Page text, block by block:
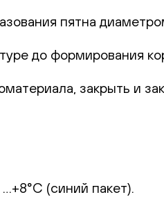
пятна
до формирования
закрыть и
(синий пакет).